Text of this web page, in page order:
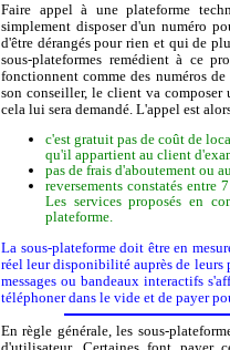
Faire appel à une plateforme
simplement disposer d'un numéro
d'être dérangés pour rien et qui de
sous-plateformes remédient à ce
fonctionnent comme des numéros
son conseiller, le client va
cela lui sera demandé. L'appel est
c'est gratuit pas de coût de
qu'il appartient au client
pas de frais d'aboutement ou
reversements constatés
Les services proposés en
plateforme.
La sous-plateforme doit être en
réel leur disponibilité auprès de leurs
messages ou bandeaux interactifs
téléphoner dans le vide et de payer
En règle générale, les sous-